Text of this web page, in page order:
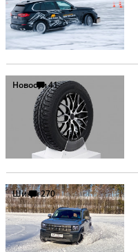
Новости41
Шины270